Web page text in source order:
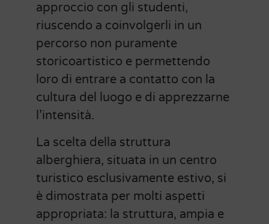
approccio con gli studenti,
riuscendo a coinvolgerli in un
percorso non puramente
storicoartistico e permettendo
loro di entrare a contatto con la
cultura del luogo e di apprezzarne
l’intensità.
La scelta della struttura
alberghiera, situata in un centro
turistico esclusivamente estivo, si
è dimostrata per molti aspetti
appropriata: la struttura, ampia e